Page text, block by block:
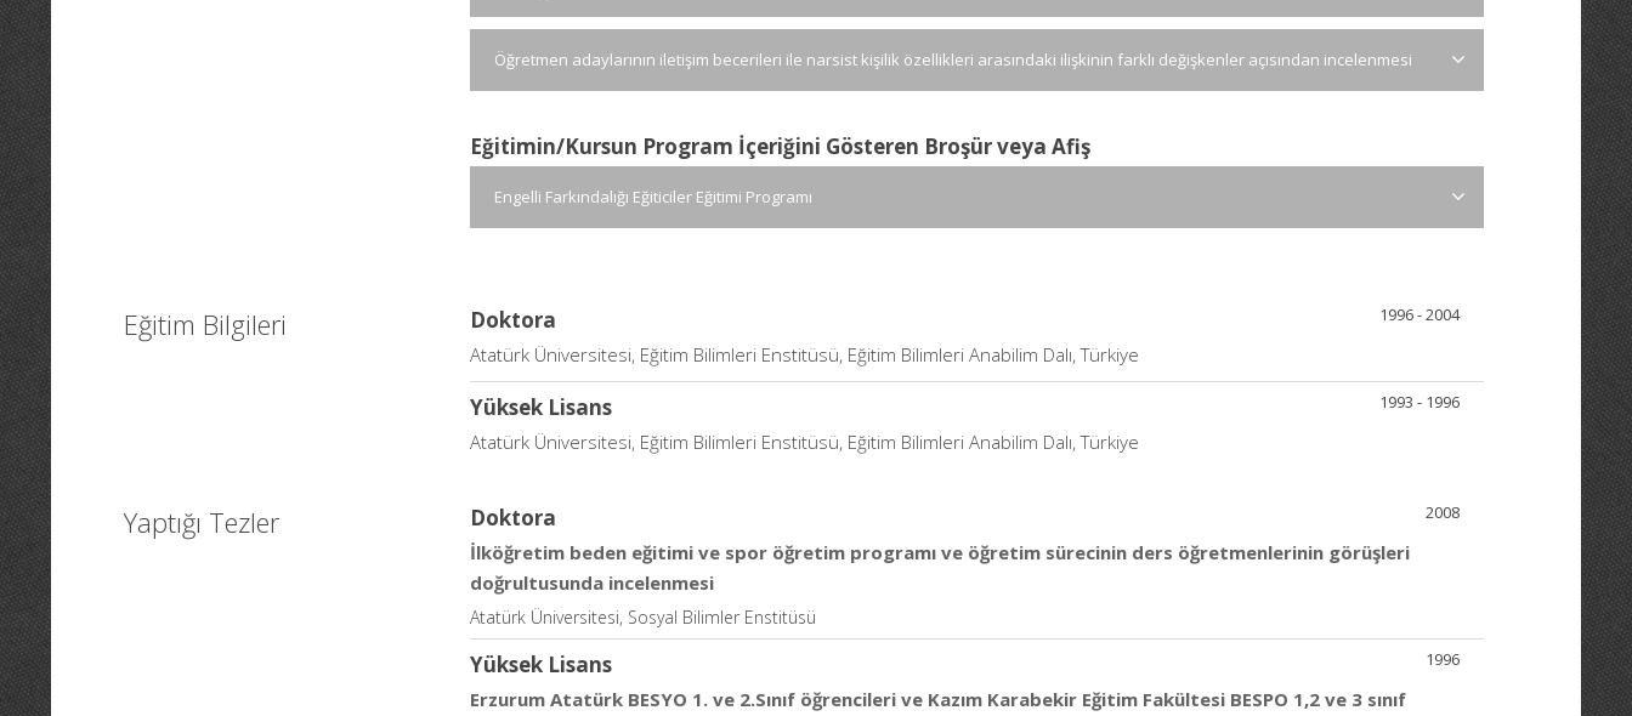
Öğretmen adaylarının iletişim becerileri ile narsist kişilik özellikleri arasındaki ilişkinin farklı değişkenler açısından incelenmesi
Eğitimin/Kursun Program İçeriğini Gösteren Broşür veya Afiş
Engelli Farkındalığı Eğiticiler Eğitimi Programı
Eğitim Bilgileri 1996 - 2004
Doktora
Atatürk Üniversitesi, Eğitim Bilimleri Enstitüsü, Eğitim Bilimleri Anabilim Dalı, Türkiye
1993 - 1996
Yüksek Lisans
Atatürk Üniversitesi, Eğitim Bilimleri Enstitüsü, Eğitim Bilimleri Anabilim Dalı, Türkiye
Yaptığı Tezler 2008
Doktora
İlköğretim beden eğitimi ve spor öğretim programı ve öğretim sürecinin ders öğretmenlerinin görüşleri
doğrultusunda incelenmesi
Atatürk Üniversitesi, Sosyal Bilimler Enstitüsü
1996
Yüksek Lisans
Erzurum Atatürk BESYO 1. ve 2.Sınıf öğrencileri ve Kazım Karabekir Eğitim Fakültesi BESPO 1,2 ve 3 sınıf